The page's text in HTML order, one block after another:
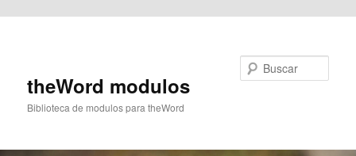
theWord modulos
Biblioteca de modulos para theWord